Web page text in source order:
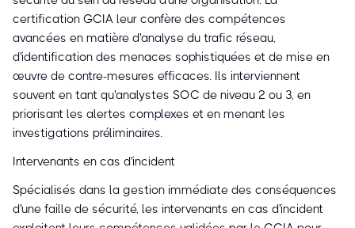
certification GCIA leur confère des compétences
avancées en matière d'analyse du trafic réseau,
d'identification des menaces sophistiquées et de mise en
œuvre de contre-mesures efficaces. Ils interviennent
souvent en tant qu'analystes SOC de niveau 2 ou 3, en
priorisant les alertes complexes et en menant les
investigations préliminaires.
Intervenants en cas d'incident
Spécialisés dans la gestion immédiate des conséquences
d'une faille de sécurité, les intervenants en cas d'incident